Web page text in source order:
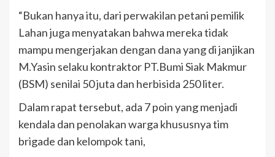
“Bukan hanya itu, dari perwakilan petani pemilik
Lahan juga menyatakan bahwa mereka tidak
mampu mengerjakan dengan dana yang di janjikan
M.Yasin selaku kontraktor PT.Bumi Siak Makmur
(BSM) senilai 50 juta dan herbisida 250 liter.
Dalam rapat tersebut, ada 7 poin yang menjadi
kendala dan penolakan warga khususnya tim
brigade dan kelompok tani,